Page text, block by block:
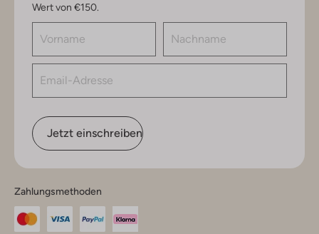
Wert von €150.
Jetzt einschreiben
Zahlungsmethoden